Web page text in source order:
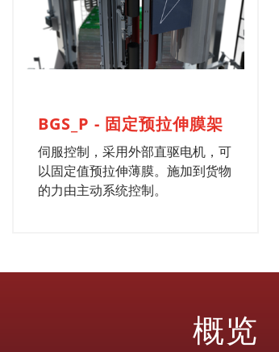
BGS_P - 固定预拉伸膜架
伺服控制，采用外部直驱电机，可
以固定值预拉伸薄膜。施加到货物
的力由主动系统控制。
概览